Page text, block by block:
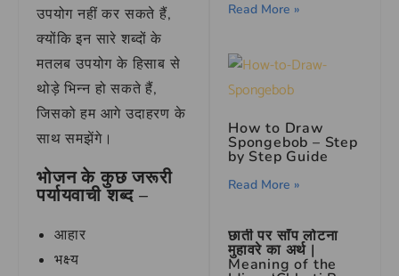
उपयोग नहीं कर सकते हैं,
क्योंकि इन सारे शब्दों के
मतलब उपयोग के हिसाब से
थोड़े भिन्न हो सकते हैं,
जिसको हम आगे उदाहरण के
साथ समझेंगे।
भोजन के कुछ जरूरी
पर्यायवाची शब्द –
आहार
भक्ष्य
Read More »
How to Draw
Spongebob – Step
by Step Guide
Read More »
छाती पर साँप लोटना
मुहावरे का अर्थ |
Meaning of the